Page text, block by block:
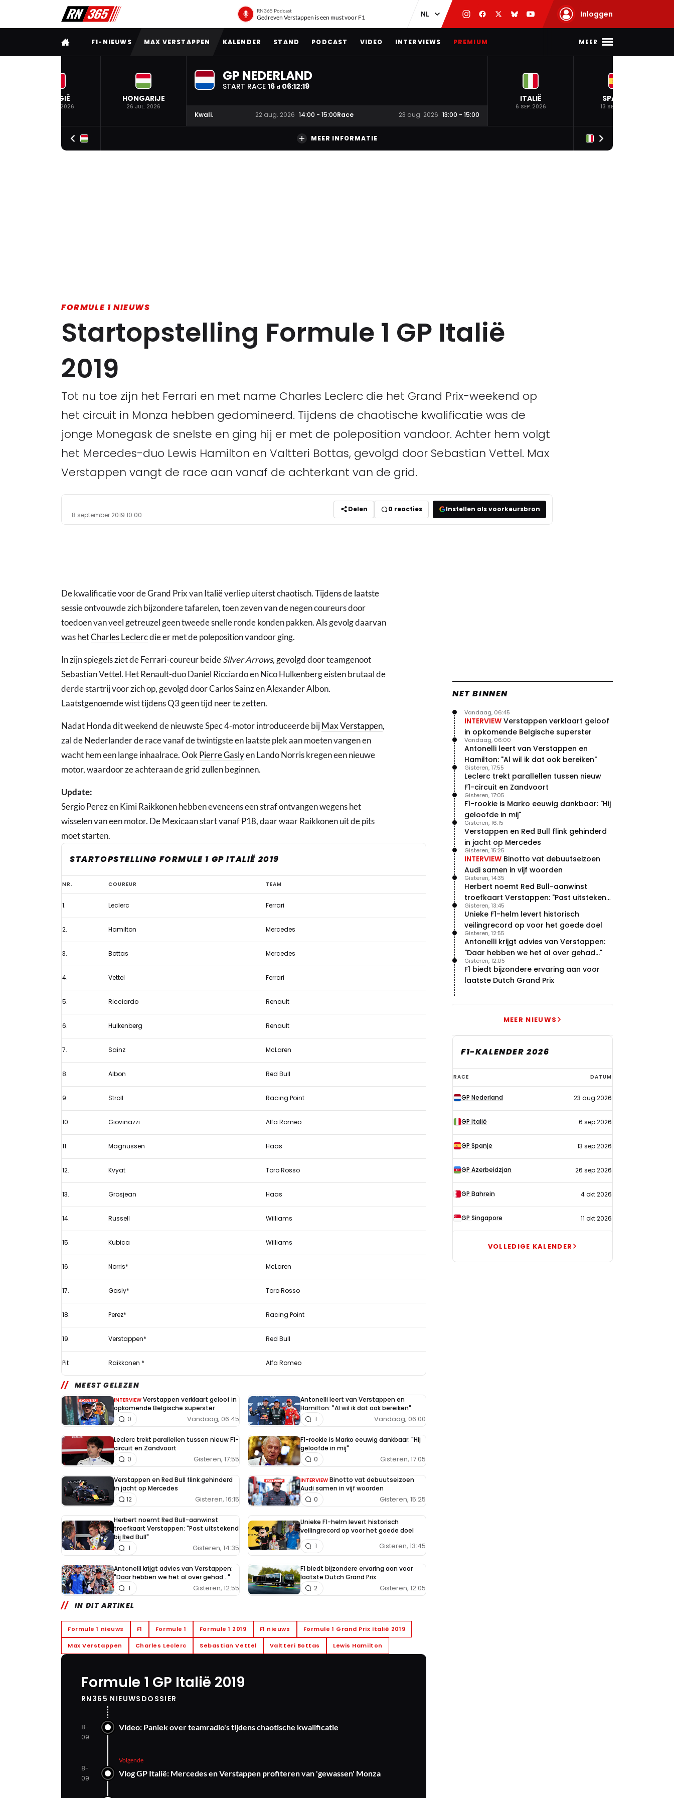
RN365 Podcast
Gedreven Verstappen is een must voor F1 Inloggen
VOLLEDIG MENU
F1-NIEUWS MAX VERSTAPPEN KALENDER STAND PODCAST VIDEO INTERVIEWS PREMIUM MEER
BELGIË
19 JUL. 2026
HONGARIJE
26 JUL. 2026
GP NEDERLAND
START RACE 16 d 06:12:18
Kwali. 22 aug. 2026 14:00 - 15:00Race 23 aug. 2026 13:00 - 15:00
ITALIË
6 SEP. 2026
SPANJE
13 SEP. 2026
MEER INFORMATIE
FORMULE 1 NIEUWS
Startopstelling Formule 1 GP Italië
2019
Tot nu toe zijn het Ferrari en met name Charles Leclerc die het Grand Prix-weekend op
het circuit in Monza hebben gedomineerd. Tijdens de chaotische kwalificatie was de
jonge Monegask de snelste en ging hij er met de poleposition vandoor. Achter hem volgt
het Mercedes-duo Lewis Hamilton en Valtteri Bottas, gevolgd door Sebastian Vettel. Max
Verstappen vangt de race aan vanaf de achterkant van de grid.
8 september 2019 10:00
Delen 0 reacties Instellen als voorkeursbron
De kwalificatie voor de Grand Prix van Italië verliep uiterst chaotisch. Tijdens de laatste
sessie ontvouwde zich bijzondere tafarelen, toen zeven van de negen coureurs door
toedoen van veel getreuzel geen tweede snelle ronde konden pakken. Als gevolg daarvan
was hetCharles Leclercdie er met de poleposition vandoor ging.
In zijn spiegels ziet de Ferrari-coureur beideSilver Arrows, gevolgd door teamgenoot
Sebastian Vettel. Het Renault-duo Daniel Ricciardo en Nico Hulkenberg eisten brutaal de
derde startrij voor zich op, gevolgd door Carlos Sainz en Alexander Albon.
Laatstgenoemde wist tijdens Q3 geen tijd neer te zetten.
Nadat Honda dit weekend de nieuwste Spec 4-motor introduceerde bijMax Verstappen,
zal de Nederlander de race vanaf de twintigste en laatste plek aan moeten vangen en
wacht hem een lange inhaalrace. OokPierre Gaslyen Lando Norris kregen een nieuwe
motor, waardoor ze achteraan de grid zullen beginnen.
Update:
Sergio Perez en Kimi Raikkonen hebben eveneens een straf ontvangen wegens het
wisselen van een motor. De Mexicaan start vanaf P18, daar waar Raikkonen uit de pits
moet starten.
STARTOPSTELLING FORMULE 1 GP ITALIË 2019
Startopstelling
Formule
1
GP
2019
NR. COUREUR TEAM
1. Leclerc Ferrari
2. Hamilton Mercedes
3. Bottas Mercedes
4. Vettel Ferrari
5. Ricciardo Renault
6. Hulkenberg Renault
7. Sainz McLaren
8. Albon Red Bull
9. Stroll Racing Point
10. Giovinazzi Alfa Romeo
11. Magnussen Haas
12. Kvyat Toro Rosso
13. Grosjean Haas
14. Russell Williams
15. Kubica Williams
16. Norris* McLaren
17. Gasly* Toro Rosso
18. Perez* Racing Point
19. Verstappen* Red Bull
Pit Raikkonen * Alfa Romeo
MEEST GELEZEN
INTERVIEW Verstappen verklaart geloof in
opkomende Belgische superster
Vandaag, 06:45
0
Antonelli leert van Verstappen en
Hamilton: "Al wil ik dat ook bereiken"
Vandaag, 06:00
1
Leclerc trekt parallellen tussen nieuw F1-
circuit en Zandvoort
Gisteren, 17:55
0
F1-rookie is Marko eeuwig dankbaar: "Hij
geloofde in mij"
Gisteren, 17:05
0
Verstappen en Red Bull flink gehinderd
in jacht op Mercedes
Gisteren, 16:15
12
INTERVIEW Binotto vat debuutseizoen
Audi samen in vijf woorden
Gisteren, 15:25
0
Herbert noemt Red Bull-aanwinst
troefkaart Verstappen: "Past uitstekend
bij Red Bull"
Gisteren, 14:35
1
Unieke F1-helm levert historisch
veilingrecord op voor het goede doel
Gisteren, 13:45
1
Antonelli krijgt advies van Verstappen:
"Daar hebben we het al over gehad..."
Gisteren, 12:55
1
F1 biedt bijzondere ervaring aan voor
laatste Dutch Grand Prix
Gisteren, 12:05
2
IN DIT ARTIKEL
Formule 1 nieuws F1 Formule 1 Formule 1 2019 F1 nieuws Formule 1 Grand Prix Italië 2019
Max Verstappen Charles Leclerc Sebastian Vettel Valtteri Bottas Lewis Hamilton
Formule 1 GP Italië 2019
RN365 NIEUWSDOSSIER
8-
09
Video: Paniek over teamradio's tijdens chaotische kwalificatie
8-
09
Volgende
Vlog GP Italië: Mercedes en Verstappen profiteren van 'gewassen' Monza
NET BINNEN
INTERVIEW Verstappen verklaart geloof
in opkomende Belgische superster
Vandaag, 06:45
Antonelli leert van Verstappen en
Hamilton: "Al wil ik dat ook bereiken"
Vandaag, 06:00
Leclerc trekt parallellen tussen nieuw
F1-circuit en Zandvoort
Gisteren, 17:55
F1-rookie is Marko eeuwig dankbaar: "Hij
geloofde in mij"
Gisteren, 17:05
Verstappen en Red Bull flink gehinderd
in jacht op Mercedes
Gisteren, 16:15
INTERVIEW Binotto vat debuutseizoen
Audi samen in vijf woorden
Gisteren, 15:25
Herbert noemt Red Bull-aanwinst
troefkaart Verstappen: "Past uitstekend
bij Red Bull"
Gisteren, 14:35
Unieke F1-helm levert historisch
veilingrecord op voor het goede doel
Gisteren, 13:45
Antonelli krijgt advies van Verstappen:
"Daar hebben we het al over gehad..."
Gisteren, 12:55
F1 biedt bijzondere ervaring aan voor
laatste Dutch Grand Prix
Gisteren, 12:05
MEER NIEUWS
F1-KALENDER 2026
F1-
kalender
2026
RACE DATUM
GP Nederland 23 aug 2026
GP Italië 6 sep 2026
GP Spanje 13 sep 2026
GP Azerbeidzjan 26 sep 2026
GP Bahrein 4 okt 2026
GP Singapore 11 okt 2026
VOLLEDIGE KALENDER